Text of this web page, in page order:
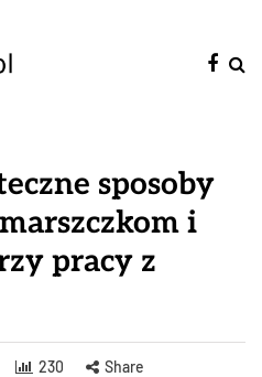
sposoby
i
pracy z
230 Share